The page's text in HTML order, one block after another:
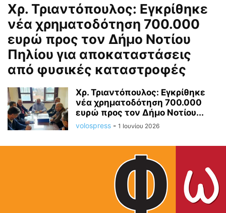
Χρ. Τριαντόπουλος: Εγκρίθηκε
νέα χρηματοδότηση 700.000
ευρώ προς τον Δήμο Νοτίου
Πηλίου για αποκαταστάσεις
από φυσικές καταστροφές
Χρ. Τριαντόπουλος: Εγκρίθηκε
νέα χρηματοδότηση 700.000
ευρώ προς τον Δήμο Νοτίου...
volospress - 1 Ιουνίου 2026